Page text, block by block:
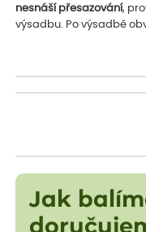
nesnáší přesazování,
výsadbu. Po výsadbě
Jak